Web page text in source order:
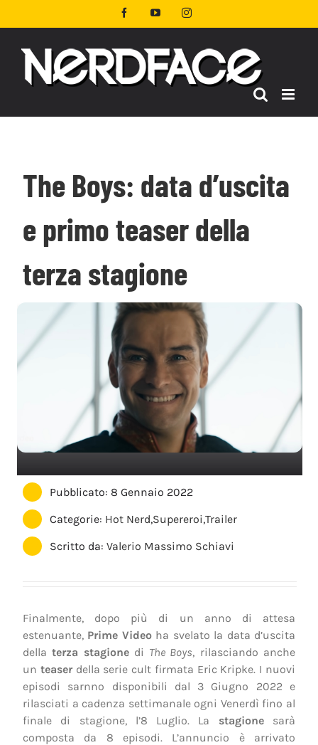
al
FacebookYouTubeInstagram
The Boys: data d’uscita
e primo teaser della
terza stagione
Pubblicato: 8 Gennaio 2022
Categorie: Hot Nerd,Supereroi,Trailer
Scritto da:Valerio Massimo Schiavi
Finalmente, dopo più di un anno di attesa
estenuante, Prime Videoha svelato la data d’uscita
dellaterza stagionedi The Boys, rilasciando anche
un teaserdella serie cult firmata Eric Kripke. I nuovi
episodi sarnno disponibili dal 3 Giugno 2022 e
rilasciati a cadenza settimanale ogni Venerdì fino al
finale di stagione, l’8 Luglio. La stagionesarà
composta da 8 episodi. L’annuncio è arrivato